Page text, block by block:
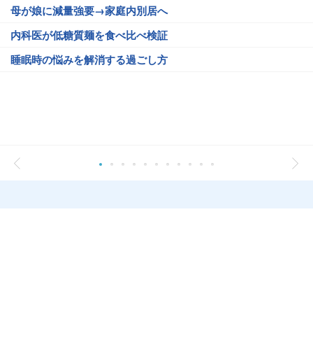
母が娘に減量強要→家庭内別居へ
内科医が低糖質麺を食べ比べ検証
睡眠時の悩みを解消する過ごし方